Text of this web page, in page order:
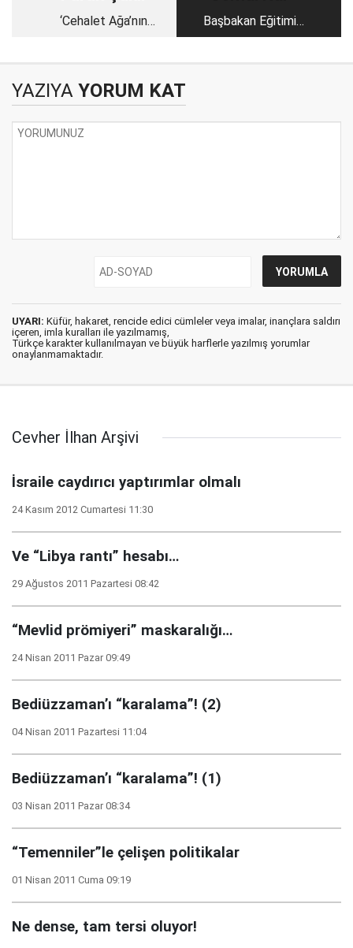
‘Cehalet Ağa’nın
Başbakan Eğitimi
Ciddiye Almalıydı…
YAZIYA YORUM KAT
UYARI: Küfür, hakaret, rencide edici cümleler veya imalar, inançlara saldırı
içeren, imla kuralları ile yazılmamış,
Türkçe karakter kullanılmayan ve büyük harflerle yazılmış yorumlar
onaylanmamaktadır.
Cevher İlhan Arşivi
İsraile caydırıcı yaptırımlar olmalı
24 Kasım 2012 Cumartesi 11:30
Ve “Libya rantı” hesabı…
29 Ağustos 2011 Pazartesi 08:42
“Mevlid prömiyeri” maskaralığı…
24 Nisan 2011 Pazar 09:49
Bediüzzaman’ı “karalama”! (2)
04 Nisan 2011 Pazartesi 11:04
Bediüzzaman’ı “karalama”! (1)
03 Nisan 2011 Pazar 08:34
“Temenniler”le çelişen politikalar
01 Nisan 2011 Cuma 09:19
Ne dense, tam tersi oluyor!